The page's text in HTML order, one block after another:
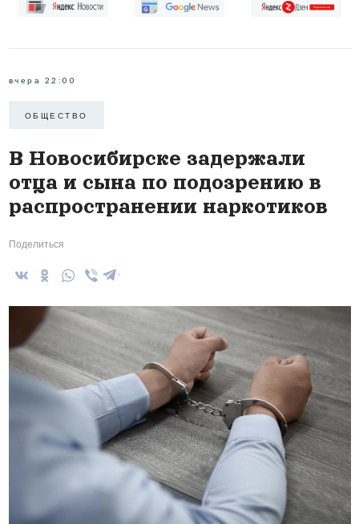
вчера 22:00
ОБЩЕСТВО
В Новосибирске задержали
отца и сына по подозрению в
распространении наркотиков
Поделиться